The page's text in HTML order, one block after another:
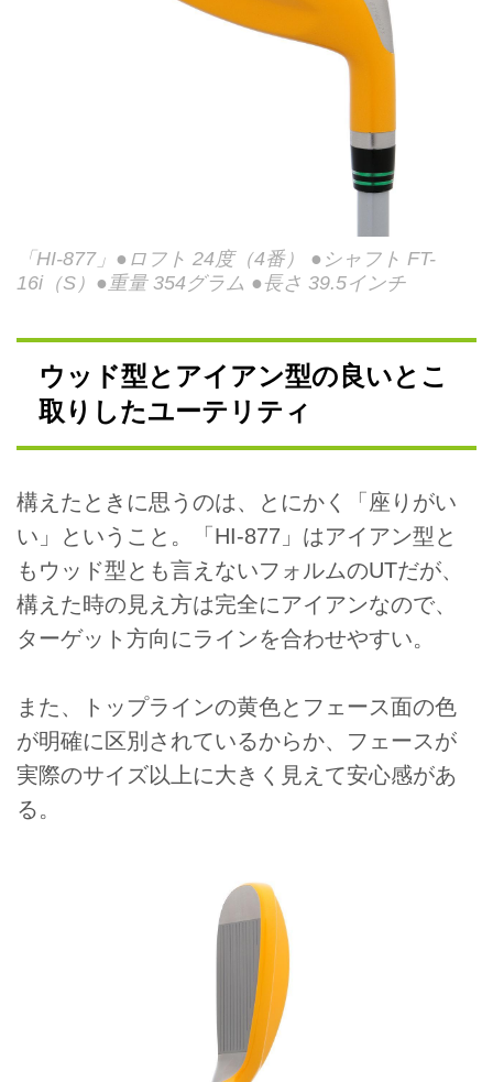
「HI-877」●ロフト 24度（4番） ●シャフト FT-
16i（S）●重量 354グラム ●長さ 39.5インチ
ウッド型とアイアン型の良いとこ
取りしたユーテリティ
構えたときに思うのは、とにかく「座りがい
い」ということ。「HI-877」はアイアン型と
もウッド型とも言えないフォルムのUTだが、
構えた時の見え方は完全にアイアンなので、
ターゲット方向にラインを合わせやすい。
また、トップラインの黄色とフェース面の色
が明確に区別されているからか、フェースが
実際のサイズ以上に大きく見えて安心感があ
る。